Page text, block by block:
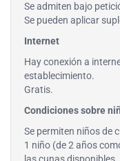
Se admiten bajo
Se pueden aplicar
Internet
Hay conexión a
establecimiento.
Gratis.
Condiciones sobre
Se permiten niños de
1 niño (de 2 años